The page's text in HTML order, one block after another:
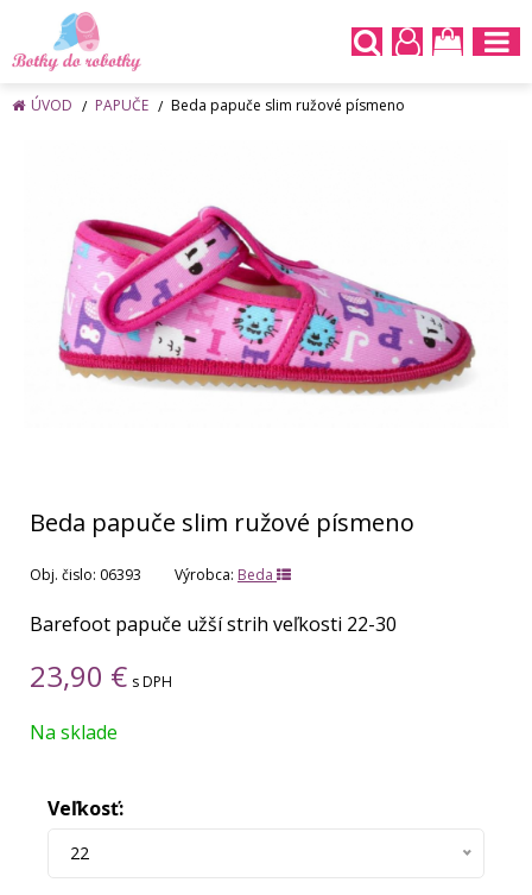
ÚVOD PAPUČE Beda papuče slim ružové písmeno
Beda papuče slim ružové písmeno
Obj. čislo: 06393 Výrobca: Beda
Barefoot papuče užší strih veľkosti 22-30
23,90 € s DPH
Na sklade
Veľkosť:
22